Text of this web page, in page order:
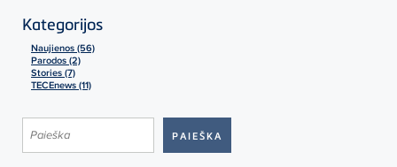
Kategorijos
Naujienos (56)
Parodos (2)
Stories (7)
TECEnews (11)